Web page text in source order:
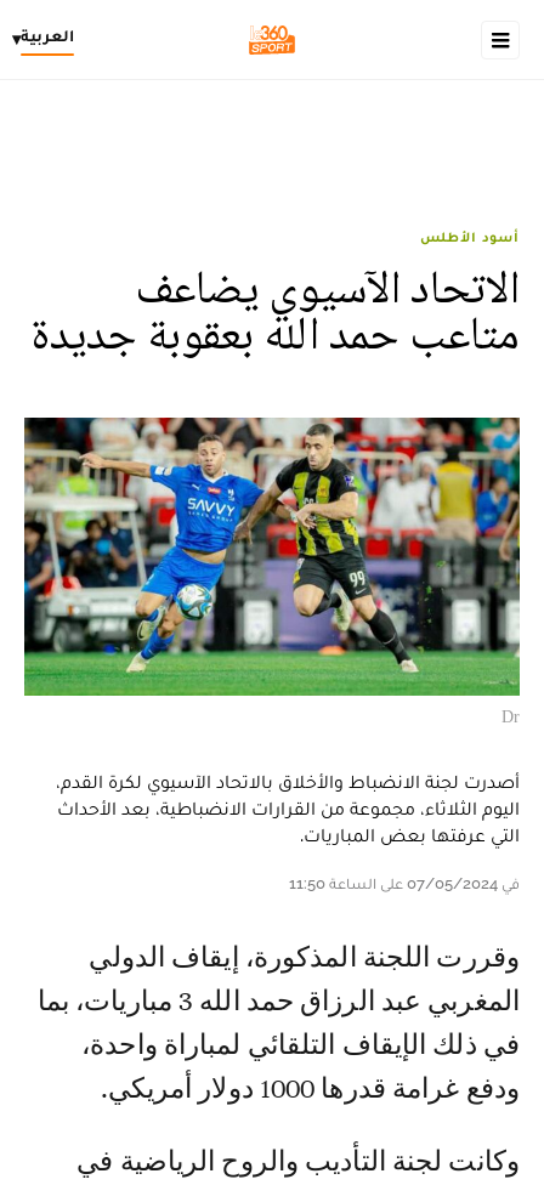
العربية▾
أسود الأطلس
الاتحاد الآسيوي يضاعف
متاعب حمد الله بعقوبة جديدة
Dr
أصدرت لجنة الانضباط والأخلاق بالاتحاد الآسيوي لكرة القدم،
اليوم الثلاثاء، مجموعة من القرارات الانضباطية، بعد الأحداث
التي عرفتها بعض المباريات.
في 07/05/2024 على الساعة 11:50
وقررت اللجنة المذكورة، إيقاف الدولي
المغربي عبد الرزاق حمد الله 3 مباريات، بما
في ذلك الإيقاف التلقائي لمباراة واحدة،
ودفع غرامة قدرها 1000 دولار أمريكي.
وكانت لجنة التأديب والروح الرياضية في